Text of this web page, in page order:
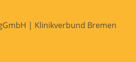
| Klinikverbund Bremen